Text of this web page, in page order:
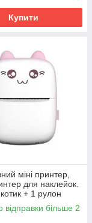
Купити
міні принтер,
для наклейок.
+ 1 рулон
Рожевий
відправки більше 2